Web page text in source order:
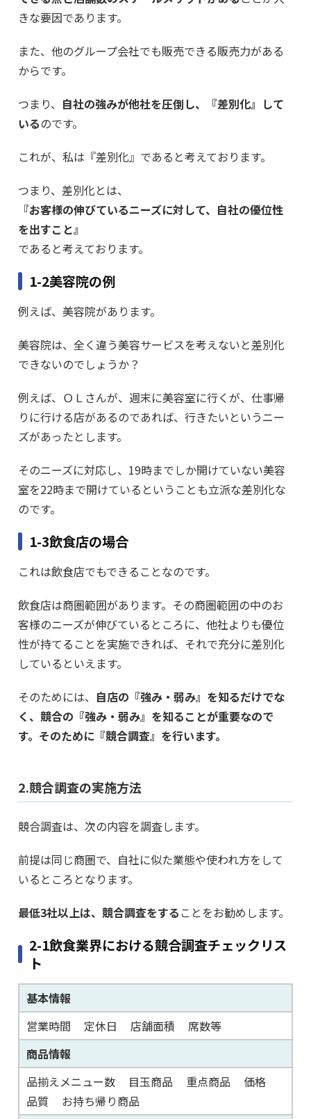
きな要因であります。
また、他のグループ会社でも販売できる販売力がある
からです。
つまり、 自社の強みが他社を圧倒し、『差別化』して
いるのです。
これが、私は『差別化』であると考えております。
つまり、差別化とは、
『お客様の伸びているニーズに対して、自社の優位性
を出すこと』
であると考えております。
1-2美容院の例
例えば、美容院があります。
美容院は、全く違う美容サービスを考えないと差別化
できないのでしょうか？
例えば、ＯＬさんが、週末に美容室に行くが、仕事帰
りに行ける店があるのであれば、行きたいというニー
ズがあったとします。
そのニーズに対応し、19時までしか開けていない美容
室を22時まで開けているということも立派な差別化な
のです。
1-3飲食店の場合
これは飲食店でもできることなのです。
飲食店は商圏範囲があります。その商圏範囲の中のお
客様のニーズが伸びているところに、他社よりも優位
性が持てることを実施できれば、それで充分に差別化
しているといえます。
そのためには、 自店の『強み・弱み』を知るだけでな
く、競合の『強み・弱み』を知ることが重要なので
す。そのために『競合調査』を行います。
2.競合調査の実施方法
競合調査は、次の内容を調査します。
前提は同じ商圏で、自社に似た業態や使われ方をして
いるところとなります。
最低3社以上は、競合調査をする ことをお勧めします。
2-1飲食業界における競合調査チェックリス
ト
基本情報
営業時間
定休日 店舗面積
席数等
商品情報
品揃えメニュー数
目玉商品 重点商品
価格
品質
お持ち帰り商品